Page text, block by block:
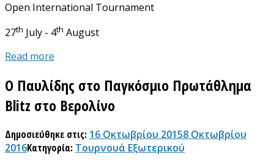
Open International Tournament
27th July - 4th August
Read more
Ο Παυλίδης στο Παγκόσμιο Πρωτάθλημα
Blitz στο Βερολίνο
Δημοσιεύθηκε στις: 16 Οκτωβρίου 20158 Οκτωβρίου
2016Κατηγορία: Τουρνουά Εξωτερικού